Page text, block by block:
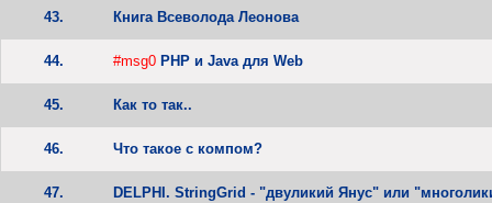
43. Книга Всеволода Леонова
44. #msg0 PHP и Java для Web
45. Как то так..
46. Что такое с компом?
47. DELPHI. StringGrid - "двуликий Янус" или